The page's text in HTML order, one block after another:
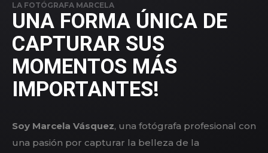
LA FOTÓGRAFA MARCELA
UNA FORMA ÚNICA DE
CAPTURAR SUS
MOMENTOS MÁS
IMPORTANTES!
Soy Marcela Vásquez, una fotógrafa profesional con
una pasión por capturar la belleza de la